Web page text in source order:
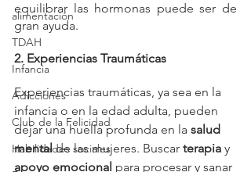
alimentación
TDAH
Infancia
Adicciones
Club de la Felicidad
Habilidades sociales
equilibrar las hormonas puede ser de
gran ayuda.
2. Experiencias Traumáticas
Experiencias traumáticas, ya sea en la
infancia o en la edad adulta, pueden
dejar una huella profunda en la salud
mental de las mujeres. Buscar terapia y
apoyo emocional para procesar y sanar